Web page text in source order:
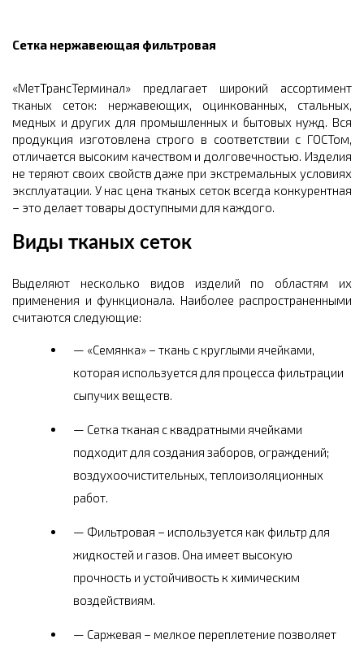
Сетка нержавеющая фильтровая
«МетТрансТерминал» предлагает широкий ассортимент
тканых сеток: нержавеющих, оцинкованных, стальных,
медных и других для промышленных и бытовых нужд. Вся
продукция изготовлена строго в соответствии с ГОСТом,
отличается высоким качеством и долговечностью. Изделия
не теряют своих свойств даже при экстремальных условиях
эксплуатации. У нас цена тканых сеток всегда конкурентная
– это делает товары доступными для каждого.
Виды тканых сеток
Выделяют несколько видов изделий по областям их
применения и функционала. Наиболее распространенными
считаются следующие:
«Семянка» – ткань с круглыми ячейками,
которая используется для процесса фильтрации
сыпучих веществ.
Сетка тканая с квадратными ячейками
подходит для создания заборов, ограждений;
воздухоочистительных, теплоизоляционных
работ.
Фильтровая – используется как фильтр для
жидкостей и газов. Она имеет высокую
прочность и устойчивость к химическим
воздействиям.
Саржевая – мелкое переплетение позволяет